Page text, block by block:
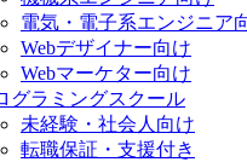
電気・電子系エンジニア
Webデザイナー向け
Webマーケター向け
グラミングスクール
未経験・社会人向け
転職保証・支援付き